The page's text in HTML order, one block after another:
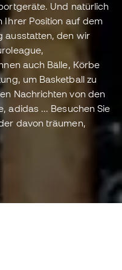
Und natürlich
Ihrer Position auf dem
ausstatten, den wir
auch Bälle, Körbe
um Basketball zu
Nachrichten von den
adidas ... Besuchen Sie
davon träumen,